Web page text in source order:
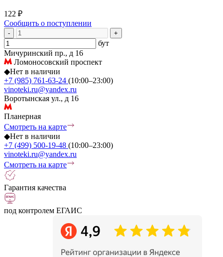
122 ₽
Сообщить о поступлении
- +
бут
Мичуринский пр., д 16
Ломоносовский проспект
◆Нет в наличии
+7 (985) 761-63-24 (10:00–23:00)
vinoteki.ru@yandex.ru
Воротынская ул., д 16
Планерная
Смотреть на карте
◆Нет в наличии
+7 (499) 500-19-48 (10:00–23:00)
vinoteki.ru@yandex.ru
Смотреть на карте
Гарантия качества
под контролем ЕГАИС